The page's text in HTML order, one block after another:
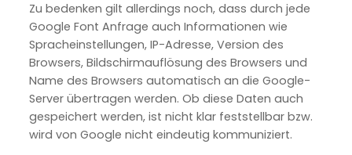
Zu bedenken gilt allerdings noch, dass durch jede
Google Font Anfrage auch Informationen wie
Spracheinstellungen, IP-Adresse, Version des
Browsers, Bildschirmauflösung des Browsers und
Name des Browsers automatisch an die Google-
Server übertragen werden. Ob diese Daten auch
gespeichert werden, ist nicht klar feststellbar bzw.
wird von Google nicht eindeutig kommuniziert.